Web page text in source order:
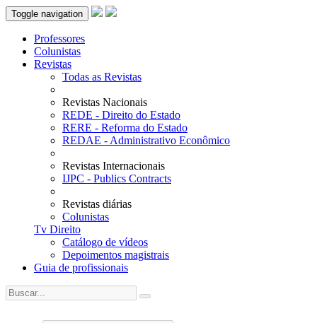
Toggle navigation
Professores
Colunistas
Revistas
Todas as Revistas
Revistas Nacionais
REDE - Direito do Estado
RERE - Reforma do Estado
REDAE - Administrativo Econômico
Revistas Internacionais
IJPC - Publics Contracts
Revistas diárias
Colunistas
Tv Direito
Catálogo de vídeos
Depoimentos magistrais
Guia de profissionais